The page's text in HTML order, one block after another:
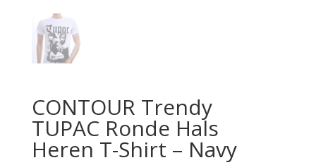
CONTOUR Trendy
TUPAC Ronde Hals
Heren T-Shirt – Navy